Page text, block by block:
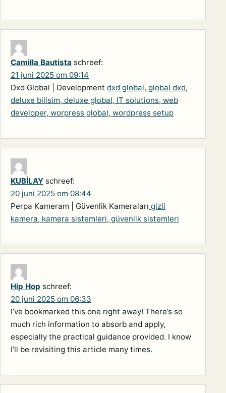
Camilla Bautista schreef:
21 juni 2025 om 09:14
Dxd Global | Development dxd global, global dxd,
deluxe bilisim, deluxe global, IT solutions, web
developer, worpress global, wordpress setup
KUBİLAY schreef:
20 juni 2025 om 08:44
Perpa Kameram | Güvenlik Kameraları gizli
kamera, kamera sistemleri, güvenlik sistemleri
Hip Hop schreef:
20 juni 2025 om 06:33
I’ve bookmarked this one right away! There’s so
much rich information to absorb and apply,
especially the practical guidance provided. I know
I’ll be revisiting this article many times.